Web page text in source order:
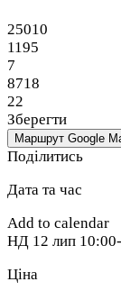
25010
1195
7
8718
22
Зберегти
Маршрут Google
Поділитись
Дата та час
Add to calendar
НД 12 лип
Ціна